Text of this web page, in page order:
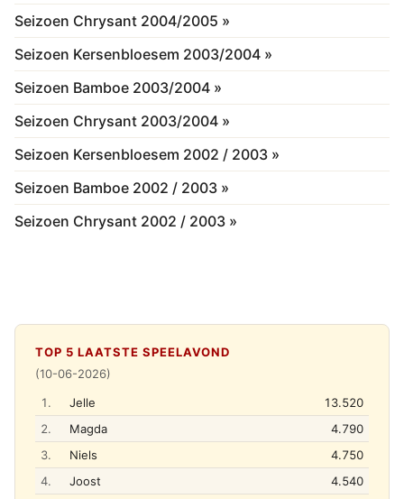
Seizoen Chrysant 2004/2005 »
Seizoen Kersenbloesem 2003/2004 »
Seizoen Bamboe 2003/2004 »
Seizoen Chrysant 2003/2004 »
Seizoen Kersenbloesem 2002 / 2003 »
Seizoen Bamboe 2002 / 2003 »
Seizoen Chrysant 2002 / 2003 »
TOP 5 LAATSTE SPEELAVOND
(10-06-2026)
1.
Jelle
13.520
2.
Magda
4.790
3.
Niels
4.750
4.
Joost
4.540